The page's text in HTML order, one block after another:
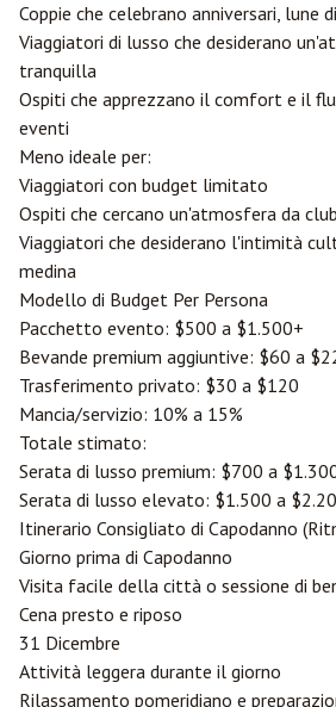
Coppie che celebrano anniversari, lune
Viaggiatori di lusso che desiderano
tranquilla
Ospiti che apprezzano il comfort e il
eventi
Meno ideale per:
Viaggiatori con budget limitato
Ospiti che cercano un'atmosfera da
Viaggiatori che desiderano l'intimità
medina
Modello di Budget Per Persona
Pacchetto evento: $500 a $1.500+
Bevande premium aggiuntive: $60 a
Trasferimento privato: $30 a $120
Mancia/servizio: 10% a 15%
Totale stimato:
Serata di lusso premium: $700 a
Serata di lusso elevato: $1.500 a
Itinerario Consigliato di Capodanno
Giorno prima di Capodanno
Visita facile della città o sessione di
Cena presto e riposo
31 Dicembre
Attività leggera durante il giorno
Rilassamento pomeridiano e